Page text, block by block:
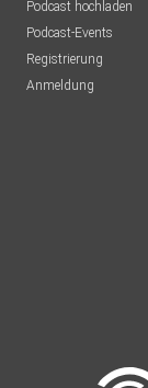
Podcast hochladen
Podcast-Events
Registrierung
Anmeldung